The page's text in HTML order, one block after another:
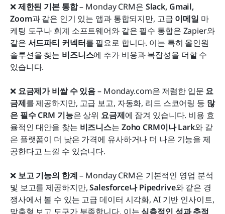
❌ 제한된 기본 통합 – Monday CRM은 Slack, Gmail,
Zoom과 같은 인기 있는 앱과 통합되지만, 고급 이메일 마
케팅 도구나 회계 소프트웨어와 같은 필수 통합은 Zapier와
같은 서드파티 커넥터를 필요로 합니다. 이는 특히 올인원
솔루션을 찾는 비즈니스에 추가 비용과 복잡성을 더할 수
있습니다.
❌ 요금제가 비쌀 수 있음 – Monday.com은 저렴한 입문 요
금제를 제공하지만, 고급 보고, 자동화, 리드 스코어링 등 많
은 필수 CRM 기능은 상위 요금제에 잠겨 있습니다. 비용 효
율적인 대안을 찾는 비즈니스는 Zoho CRM이나 Lark와 같
은 플랫폼이 더 낮은 가격에 유사하거나 더 나은 기능을 제
공한다고 느낄 수 있습니다.
❌ 보고 기능의 한계 – Monday CRM은 기본적인 영업 분석
및 보고를 제공하지만, Salesforce나 Pipedrive와 같은 경
쟁사에서 볼 수 있는 고급 데이터 시각화, AI 기반 인사이트,
맞춤형 보고 도구가 부족합니다. 이는 심층적인 성과 추적